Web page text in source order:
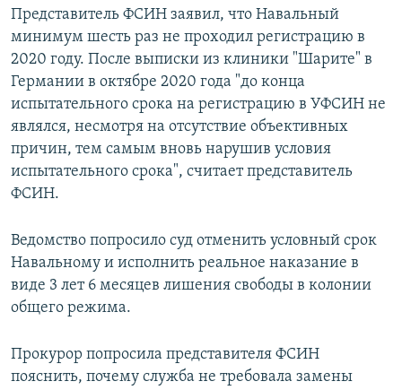
Представитель ФСИН заявил, что Навальный
минимум шесть раз не проходил регистрацию в
2020 году. После выписки из клиники "Шарите" в
Германии в октябре 2020 года "до конца
испытательного срока на регистрацию в УФСИН не
являлся, несмотря на отсутствие объективных
причин, тем самым вновь нарушив условия
испытательного срока", считает представитель
ФСИН.
Ведомство попросило суд отменить условный срок
Навальному и исполнить реальное наказание в
виде 3 лет 6 месяцев лишения свободы в колонии
общего режима.
Прокурор попросила представителя ФСИН
пояснить, почему служба не требовала замены